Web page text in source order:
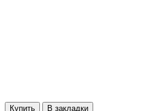
Купить В закладки